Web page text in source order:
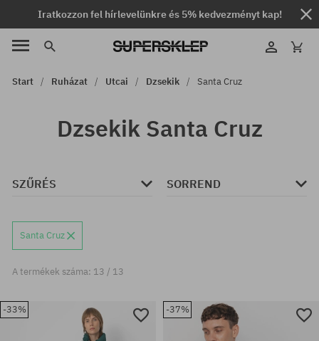
Iratkozzon fel hírlevelünkre és 5% kedvezményt kap!
Start Ruházat Utcai Dzsekik Santa Cruz
Dzsekik Santa Cruz
SZŰRÉS SORREND
Santa Cruz
A termékek száma: 13 / 13
-33% -37%